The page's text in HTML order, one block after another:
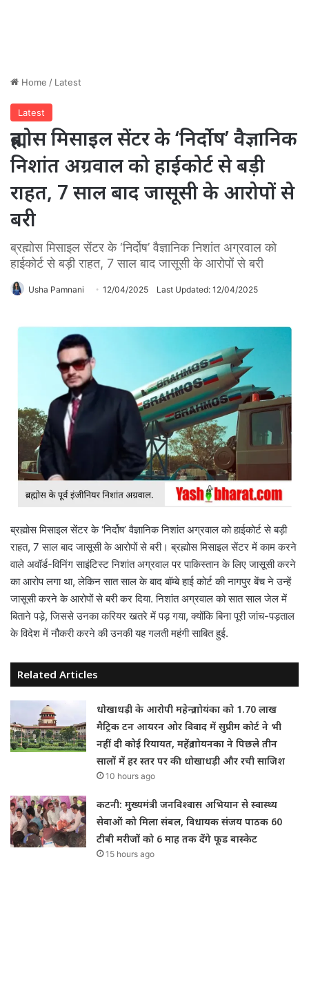
Home / Latest
Latest
ब्रह्मोस मिसाइल सेंटर के ‘निर्दोष’ वैज्ञानिक
निशांत अग्रवाल को हाईकोर्ट से बड़ी
राहत, 7 साल बाद जासूसी के आरोपों से
बरी
ब्रह्मोस मिसाइल सेंटर के ‘निर्दोष’ वैज्ञानिक निशांत अग्रवाल को
हाईकोर्ट से बड़ी राहत, 7 साल बाद जासूसी के आरोपों से बरी
Usha Pamnani 12/04/2025 Last Updated: 12/04/2025
ब्रह्मोस मिसाइल सेंटर के ‘निर्दोष’ वैज्ञानिक निशांत अग्रवाल को हाईकोर्ट से बड़ी
राहत, 7 साल बाद जासूसी के आरोपों से बरी। ब्रह्मोस मिसाइल सेंटर में काम करने
वाले अवॉर्ड-विनिंग साइंटिस्ट निशांत अग्रवाल पर पाकिस्तान के लिए जासूसी करने
का आरोप लगा था, लेकिन सात साल के बाद बॉम्बे हाई कोर्ट की नागपुर बेंच ने उन्हें
जासूसी करने के आरोपों से बरी कर दिया. निशांत अग्रवाल को सात साल जेल में
बिताने पड़े, जिससे उनका करियर खतरे में पड़ गया, क्योंकि बिना पूरी जांच-पड़ताल
के विदेश में नौकरी करने की उनकी यह गलती महंगी साबित हुई.
Related Articles
धोखाधड़ी के आरोपी महेन्द्र गोयंका को 1.70 लाख
मैट्रिक टन आयरन ओर विवाद में सुप्रीम कोर्ट ने भी
नहीं दी कोई रियायत, महेंद्र गोयनका ने पिछले तीन
सालों में हर स्तर पर की धोखाधड़ी और रची साजिश
10 hours ago
कटनी: मुख्यमंत्री जनविश्वास अभियान से स्वास्थ्य
सेवाओं को मिला संबल, विधायक संजय पाठक 60
टीबी मरीजों को 6 माह तक देंगे फूड बास्केट
15 hours ago